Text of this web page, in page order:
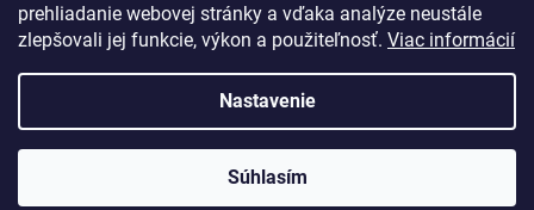
prehliadanie webovej stránky a vďaka analýze neustále
zlepšovali jej funkcie, výkon a použiteľnosť. Viac informácií
Nastavenie
Súhlasím
Obchodné podmienky
Ochrana osobných údajov
Bicykle Schwabik